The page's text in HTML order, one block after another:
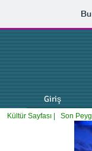
Giriş
Son
Kültür Sayfası |